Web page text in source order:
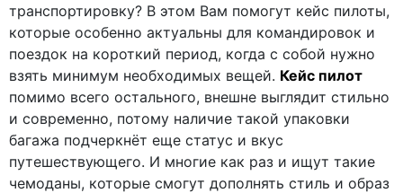
транспортировку? В этом Вам помогут кейс пилоты,
которые особенно актуальны для командировок и
поездок на короткий период, когда с собой нужно
взять минимум необходимых вещей. Кейс пилот
помимо всего остального, внешне выглядит стильно
и современно, потому наличие такой упаковки
багажа подчеркнёт еще статус и вкус
путешествующего. И многие как раз и ищут такие
чемоданы, которые смогут дополнять стиль и образ